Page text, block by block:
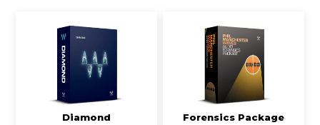
Diamond Forensics Package